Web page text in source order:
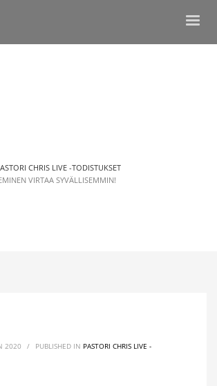
CHRIS LIVE -TODISTUKSET
VIRTAA SYVÄLLISEMMIN!
2020 / PUBLISHED IN PASTORI CHRIS LIVE -